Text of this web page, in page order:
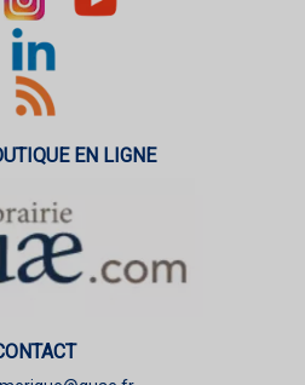
EN LIGNE